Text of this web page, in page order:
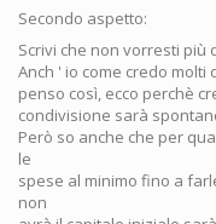
Secondo aspetto:
Scrivi che non vorresti
Anch ' io come credo
penso così, ecco perchè
condivisione sarà
Però so anche che per
le
spese al minimo fino a
non